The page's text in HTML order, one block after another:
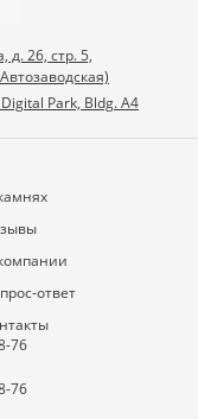
д. 26, стр. 5,
Park, Bldg. A4
ответ
76
76